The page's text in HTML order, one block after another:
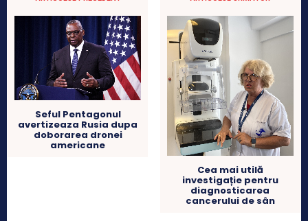
Seful Pentagonul
avertizeaza Rusia dupa
doborarea dronei
americane
Cea mai utilă
investigație pentru
diagnosticarea
cancerului de sân